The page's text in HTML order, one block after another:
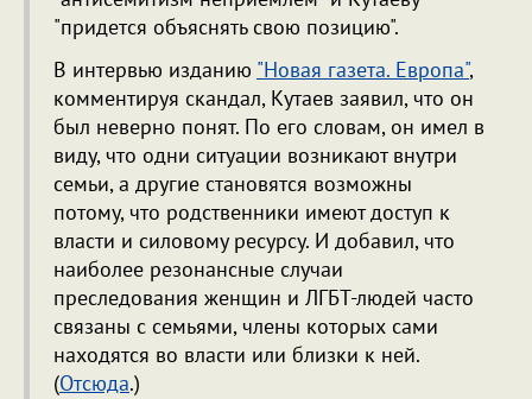
"придется объяснять свою позицию".
В интервью изданию "Новая газета. Европа",
комментируя скандал, Кутаев заявил, что он
был неверно понят. По его словам, он имел в
виду, что одни ситуации возникают внутри
семьи, а другие становятся возможны
потому, что родственники имеют доступ к
власти и силовому ресурсу. И добавил, что
наиболее резонансные случаи
преследования женщин и ЛГБТ-людей часто
связаны с семьями, члены которых сами
находятся во власти или близки к ней.
(Отсюда.)